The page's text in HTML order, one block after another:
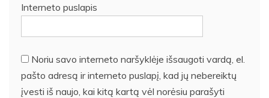
Interneto puslapis
Noriu savo interneto naršyklėje išsaugoti vardą, el.
pašto adresą ir interneto puslapį, kad jų nebereiktų
įvesti iš naujo, kai kitą kartą vėl norėsiu parašyti